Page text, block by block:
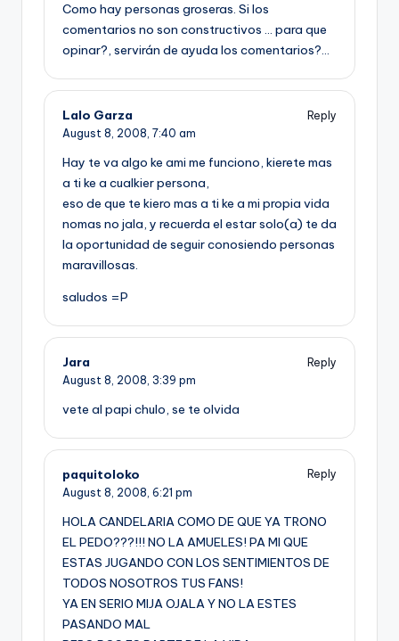
Como hay personas groseras. Si los
comentarios no son constructivos … para que
opinar?, servirán de ayuda los comentarios?…
Lalo Garza
Reply
August 8, 2008, 7:40 am
Hay te va algo ke ami me funciono, kierete mas
a ti ke a cualkier persona,
eso de que te kiero mas a ti ke a mi propia vida
nomas no jala, y recuerda el estar solo(a) te da
la oportunidad de seguir conosiendo personas
maravillosas.
saludos =P
Jara
Reply
August 8, 2008, 3:39 pm
vete al papi chulo, se te olvida
paquitoloko
Reply
August 8, 2008, 6:21 pm
HOLA CANDELARIA COMO DE QUE YA TRONO
EL PEDO???!!! NO LA AMUELES! PA MI QUE
ESTAS JUGANDO CON LOS SENTIMIENTOS DE
TODOS NOSOTROS TUS FANS!
YA EN SERIO MIJA OJALA Y NO LA ESTES
PASANDO MAL